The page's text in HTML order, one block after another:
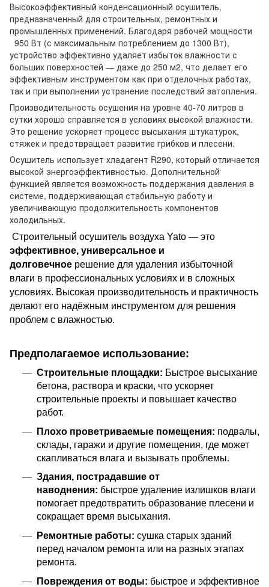
Высокоэффективный конденсационный осушитель,
предназначенный для строительных, ремонтных и
промышленных применений. Благодаря рабочей мощности
950 Вт (с максимальным потреблением до 1300 Вт),
устройство эффективно удаляет избыток влажности с
больших поверхностей — даже до 250 м2, что делает его
эффективным инструментом как при отделочных работах,
так и при выполнении устранение последствий затопления.
Производительность осушения на уровне 40-70 литров в
сутки хорошо справляется в условиях высокой влажности.
Это решение ускоряет процесс высыхания штукатурок,
стяжек и предотвращает развитие грибков и плесени.
Осушитель использует хладагент R290, который отличается
высокой энергоэффективностью. Дополнительной
функцией является возможность поддержания давления в
системе, поддерживающая стабильную работу и
увеличивающую продолжительность компонентов
холодильных.
Строительный осушитель воздуха Yato — это
эффективное, универсальное и
долговечное решение для удаления избыточной
влаги в профессиональных условиях и в сложных
условиях. Высокая производительность и практичность
делают его надёжным инструментом для решения
проблем с влажностью.
Предполагаемое использование:
Строительные площадки: Быстрое высыхание
бетона, раствора и краски, что ускоряет
строительные проекты и повышает качество
работ.
Плохо проветриваемые помещения: подвалы,
склады, гаражи и другие помещения, где может
скапливаться влага и вызывать проблемы.
Здания, пострадавшие от
наводнения: быстрое удаление излишков влаги
помогает предотвратить образование плесени и
сокращает время высыхания.
Ремонтные работы: сушка старых зданий
перед началом ремонта или на разных этапах
ремонта.
Повреждения от воды: быстрое и эффективное